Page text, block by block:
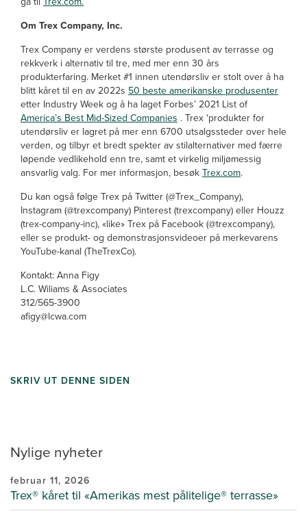
Nylige nyheter
februar 11, 2026
Trex® kåret til «Amerikas mest pålitelige® terrasse»
Om Trex Company, Inc.
Trex Company er verdens største produsent av terrasse og
rekkverk i alternativ til tre, med mer enn 30 års
produkterfaring. Merket #1 innen utendørsliv er stolt over å ha
blitt kåret til en av 2022s 50 beste amerikanske produsenter
etter Industry Week og å ha laget Forbes’ 2021 List of
America’s Best Mid-Sized Companies . Trex 'produkter for
utendørsliv er lagret på mer enn 6700 utsalgssteder over hele
verden, og tilbyr et bredt spekter av stilalternativer med færre
løpende vedlikehold enn tre, samt et virkelig miljømessig
ansvarlig valg. For mer informasjon, besøkTrex.com.
Du kan også følge Trex på Twitter (@Trex_Company),
Instagram (@trexcompany) Pinterest (trexcompany) eller Houzz
(trex-company-inc), «like» Trex på Facebook (@trexcompany),
eller se produkt- og demonstrasjonsvideoer på merkevarens
YouTube-kanal (TheTrexCo).
Kontakt: Anna Figy
L.C. Wiliams & Associates
312/565-3900
afigy@lcwa.com
SKRIV UT DENNE SIDEN